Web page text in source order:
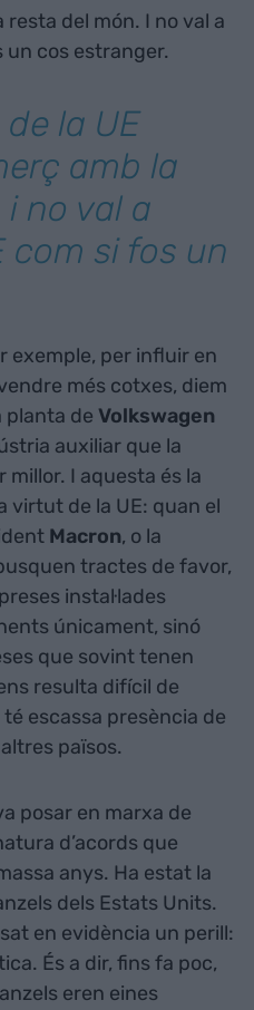
del món. I no val a
un cos estranger.
la UE
amb la
no val a
com si fos un
exemple, per influir en
més cotxes, diem
planta de Volkswagen
auxiliar que la
I aquesta és la
virtut de la UE: quan el
Macron, o la
tractes de favor,
instal·lades
únicament, sinó
que sovint tenen
resulta difícil de
escassa presència de
països.
posar en marxa de
d’acords que
anys. Ha estat la
dels Estats Units.
en evidència un perill:
És a dir, fins fa poc,
eren eines